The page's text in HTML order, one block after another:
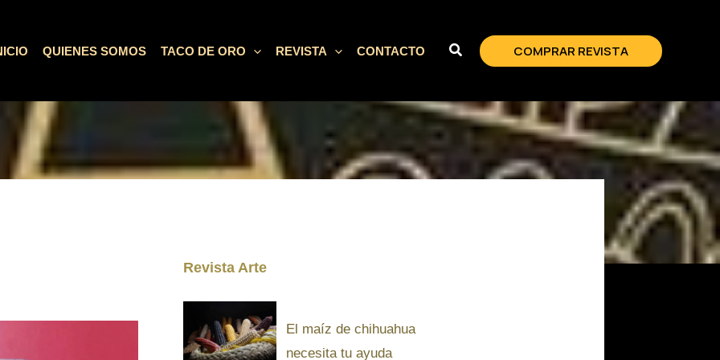
QUIENES SOMOS TACO DE ORO REVISTA CONTACTO COMPRAR REVISTA
Revista Arte
El maíz de chihuahua
necesita tu ayuda